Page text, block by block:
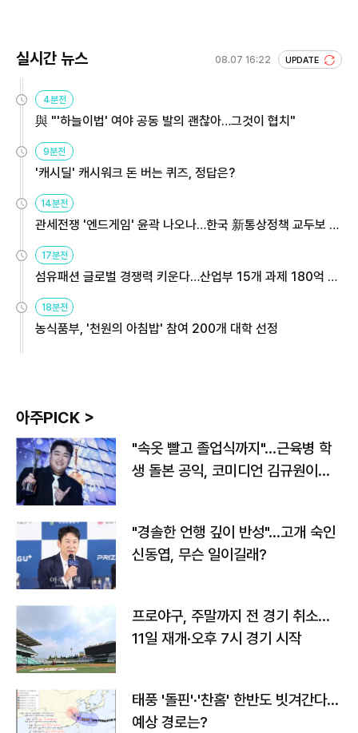
실시간 뉴스 08.07 16:22 UPDATE
4분전
與 "'하늘이법' 여야 공동 발의 괜찮아…그것이 협치"
9분전
'캐시딜' 캐시워크 돈 버는 퀴즈, 정답은?
14분전
관세전쟁 '엔드게임' 윤곽 나오나…한국 新통상정책 교두보 활
용해야
17분전
섬유패션 글로벌 경쟁력 키운다…산업부 15개 과제 180억 지
원
18분전
농식품부, '천원의 아침밥' 참여 200개 대학 선정
아주PICK >
"속옷 빨고 졸업식까지"…근육병 학
생 돌본 공익, 코미디언 김규원이었
"경솔한 언행 깊이 반성"…고개 숙인
신동엽, 무슨 일이길래?
프로야구, 주말까지 전 경기 취소…
11일 재개·오후 7시 경기 시작
태풍 '돌핀'·'찬홈' 한반도 빗겨간다…
예상 경로는?